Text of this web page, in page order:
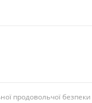
продовольчої безпеки